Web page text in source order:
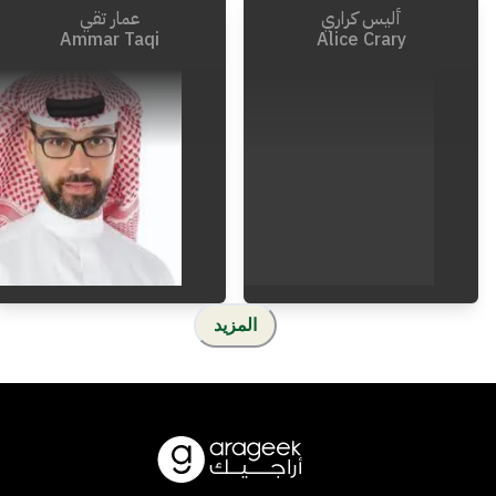
2024
أليس كراري
Alice Crary
عمار تقي
Ammar Taqi
المزيد